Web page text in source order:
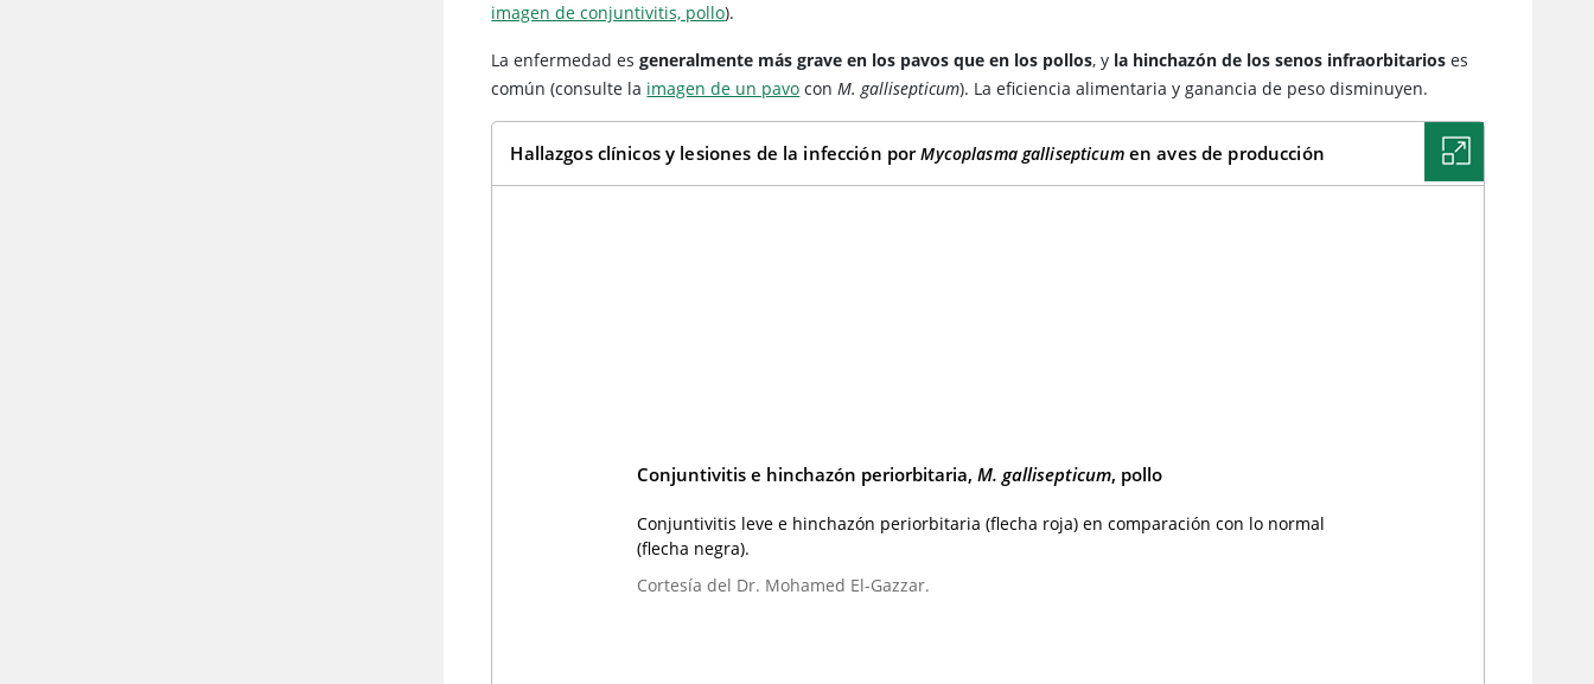
imagen de conjuntivitis, pollo).
La enfermedad esgeneralmente más grave en los pavos que en los pollos, y la hinchazón de los senos infraorbitarios es
común (consulte la imagen de un pavo conM. gallisepticum). La eficiencia alimentaria y ganancia de peso disminuyen.
Hallazgos clínicos y lesiones de la infección porMycoplasma gallisepticumen aves de producción
Conjuntivitis e hinchazón periorbitaria,M. gallisepticum, pollo
Conjuntivitis leve e hinchazón periorbitaria (flecha roja) en comparación con lo normal
(flecha negra).
Cortesía del Dr. Mohamed El-Gazzar.